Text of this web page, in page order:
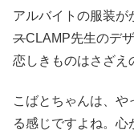
アルバイトの服装が
スCLAMP先生のデ
恋しきものはさざえ
こばとちゃんは、や
る感じですよね。